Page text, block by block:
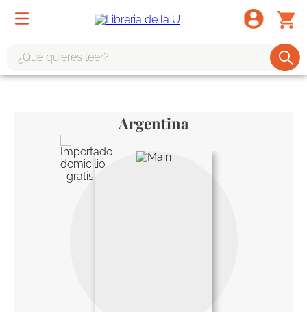
Argentina
tote bag -
harry potter
edición especial